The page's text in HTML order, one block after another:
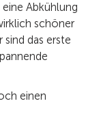
Abkühlung
schöner
das erste
einen